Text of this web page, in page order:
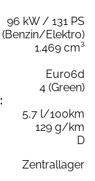
96 kW / 131 PS
Elektro)
1.469 cm³
Euro6d
4 (Green)
5,7 l/100km
129 g/km
D
Zentrallager